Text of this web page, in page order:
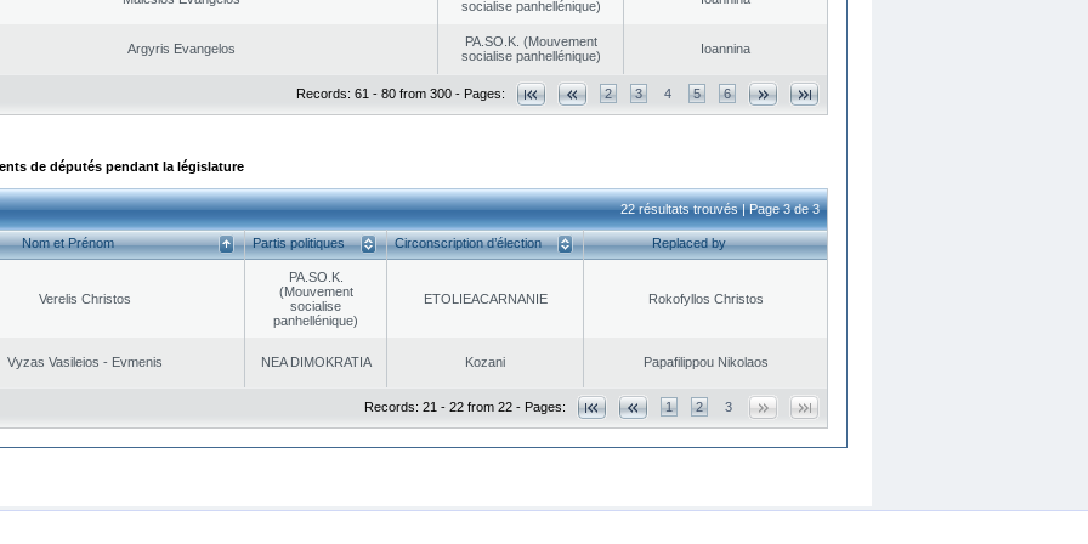
socialise panhellénique)
Argyris Evangelos
PA.SO.K. (Mouvement
socialise panhellénique)
Ioannina
Records: 61 - 80 from 300 - Pages: 2 3 4 5 6
de députés pendant la législature
22 résultats trouvés | Page 3 de 3
Nom et Prénom Partis politiques Circonscription d’élection Replaced by
Verelis Christos
PA.SO.K.
(Mouvement
socialise
panhellénique)
EΤOLIEACARNANIE Rokofyllos Christos
Vyzas Vasileios - Evmenis NEA DΙMOKRATIA Kozani Papafilippou Nikolaos
Records: 21 - 22 from 22 - Pages: 1 2 3